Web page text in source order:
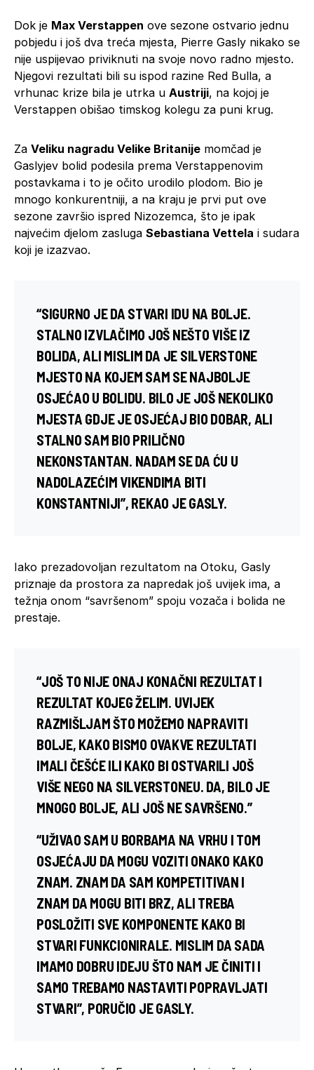
Dok je Max Verstappen ove sezone ostvario jednu
pobjedu i još dva treća mjesta, Pierre Gasly nikako se
nije uspijevao priviknuti na svoje novo radno mjesto.
Njegovi rezultati bili su ispod razine Red Bulla, a
vrhunac krize bila je utrka u Austriji, na kojoj je
Verstappen obišao timskog kolegu za puni krug.
Za Veliku nagradu Velike Britanije momčad je
Gaslyjev bolid podesila prema Verstappenovim
postavkama i to je očito urodilo plodom. Bio je
mnogo konkurentniji, a na kraju je prvi put ove
sezone završio ispred Nizozemca, što je ipak
najvećim djelom zasluga Sebastiana Vettela i sudara
koji je izazvao.
“SIGURNO JE DA STVARI IDU NA BOLJE.
STALNO IZVLAČIMO JOŠ NEŠTO VIŠE IZ
BOLIDA, ALI MISLIM DA JE SILVERSTONE
MJESTO NA KOJEM SAM SE NAJBOLJE
OSJEĆAO U BOLIDU. BILO JE JOŠ NEKOLIKO
MJESTA GDJE JE OSJEĆAJ BIO DOBAR, ALI
STALNO SAM BIO PRILIČNO
NEKONSTANTAN. NADAM SE DA ĆU U
NADOLAZEĆIM VIKENDIMA BITI
KONSTANTNIJI”, REKAO JE GASLY.
Iako prezadovoljan rezultatom na Otoku, Gasly
priznaje da prostora za napredak još uvijek ima, a
težnja onom “savršenom” spoju vozača i bolida ne
prestaje.
“JOŠ TO NIJE ONAJ KONAČNI REZULTAT I
REZULTAT KOJEG ŽELIM. UVIJEK
RAZMIŠLJAM ŠTO MOŽEMO NAPRAVITI
BOLJE, KAKO BISMO OVAKVE REZULTATI
IMALI ČEŠĆE ILI KAKO BI OSTVARILI JOŠ
VIŠE NEGO NA SILVERSTONEU. DA, BILO JE
MNOGO BOLJE, ALI JOŠ NE SAVRŠENO.”
“UŽIVAO SAM U BORBAMA NA VRHU I TOM
OSJEĆAJU DA MOGU VOZITI ONAKO KAKO
ZNAM. ZNAM DA SAM KOMPETITIVAN I
ZNAM DA MOGU BITI BRZ, ALI TREBA
POSLOŽITI SVE KOMPONENTE KAKO BI
STVARI FUNKCIONIRALE. MISLIM DA SADA
IMAMO DOBRU IDEJU ŠTO NAM JE ČINITI I
SAMO TREBAMO NASTAVITI POPRAVLJATI
STVARI”, PORUČIO JE GASLY.